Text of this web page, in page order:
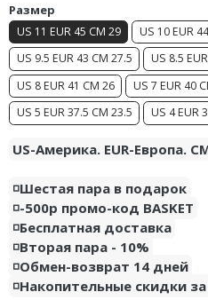
Размер
US 11 EUR 45 CM 29
US 10 EUR
US 9.5 EUR 43 CM 27.5
US 8.5
US 8 EUR 41 CM 26
US 7 EUR 40
US 5 EUR 37.5 CM 23.5
US 4 EUR
US-Америка. EUR-Европа.
◽️Шестая пара в подарок
◽️-500р промо-код BASKET
◽️Бесплатная доставка
◽️Вторая пара - 10%
◽️Обмен-возврат 14 дней
◽️Накопительные скидки
Air Jordan 12
Air Jordan 13
Air Jordan 14
Nike Ja
Nike Book
Nike LeBron
Nike KD
Nike PG
Nike Kobe